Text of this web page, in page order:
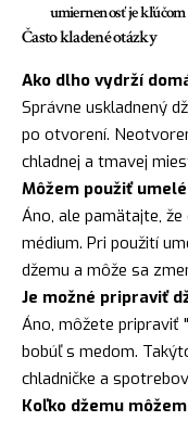
umiernenosť je
Často kladené otázky
Ako dlho vydrží
Správne uskladnený
po otvorení.
chladnej a tmavej
Môžem použiť
Áno, ale pamätajte,
médium. Pri použití
džemu a môže sa
Je možné pripraviť
Áno, môžete pripraviť
bobúľ s medom.
chladničke a
Koľko džemu